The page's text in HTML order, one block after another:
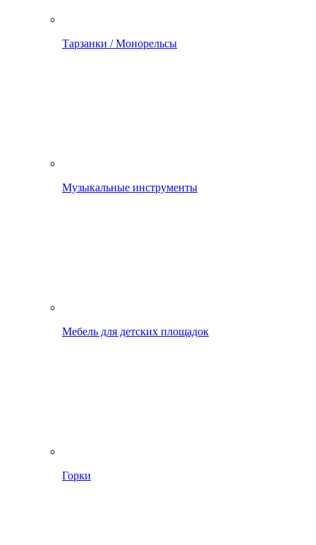
Тарзанки / Монорельсы
Музыкальные инструменты
Мебель для детских площадок
Горки